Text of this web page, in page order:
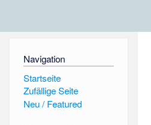
Navigation
Startseite
Zufällige Seite
Neu / Featured